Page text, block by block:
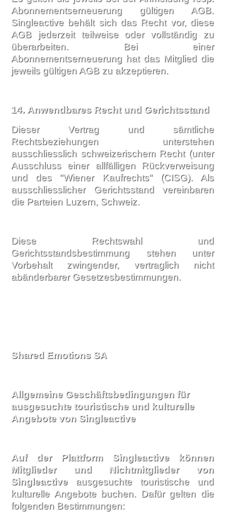
Abonnementserneuerung gültigen AGB.
Singleactive behält sich das Recht vor, diese
AGB jederzeit teilweise oder vollständig zu
überarbeiten. Bei einer
Abonnementserneuerung hat das Mitglied die
jeweils gültigen AGB zu akzeptieren.
14. Anwendbares Recht und Gerichtsstand
Dieser Vertrag und sämtliche
Rechtsbeziehungen unterstehen
ausschliesslich schweizerischem Recht (unter
Ausschluss einer allfälligen Rückverweisung
und des "Wiener Kaufrechts" (CISG). Als
ausschliesslicher Gerichtsstand vereinbaren
die Parteien Luzern, Schweiz.
Diese Rechtswahl und
Gerichtsstandsbestimmung stehen unter
Vorbehalt zwingender, vertraglich nicht
abänderbarer Gesetzesbestimmungen.
Shared Emotions SA
Allgemeine Geschäftsbedingungen für
ausgesuchte touristische und kulturelle
Angebote von Singleactive
Auf der Plattform Singleactive können
Mitglieder und Nichtmitglieder von
Singleactive ausgesuchte touristische und
kulturelle Angebote buchen. Dafür gelten die
folgenden Bestimmungen: